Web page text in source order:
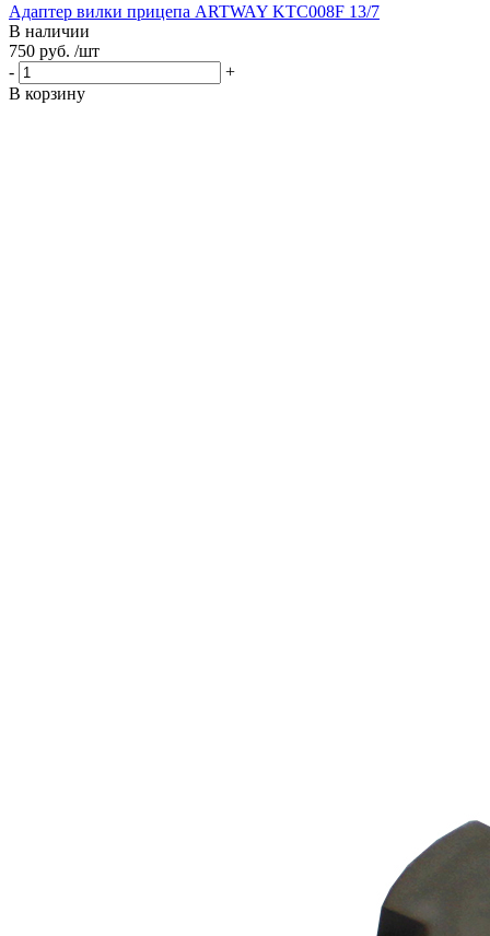
Адаптер вилки прицепа ARTWAY KTC008F 13/7
В наличии
750 руб. /шт
-
+
В корзину